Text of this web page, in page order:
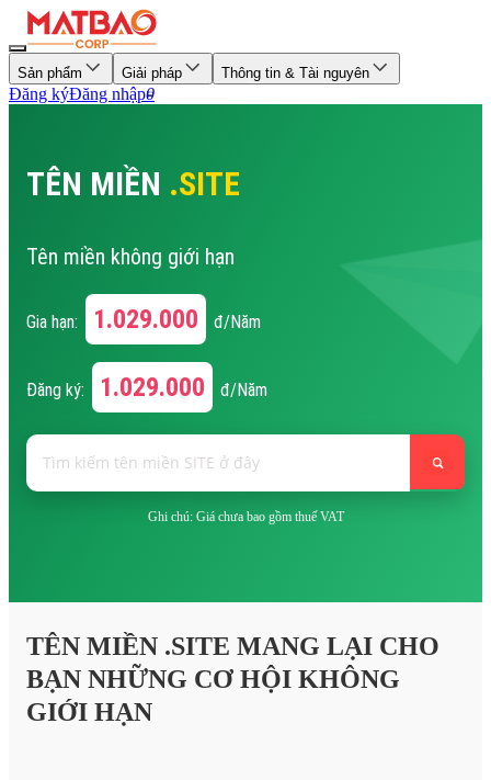
Sản phẩm Giải pháp Thông tin & Tài nguyên
Đăng kýĐăng nhập0
TÊN MIỀN .SITE
Tên miền không giới hạn
Gia hạn: 1.029.000 đ/Năm
Đăng ký: 1.029.000 đ/Năm
Ghi chú: Giá chưa bao gồm thuế VAT
TÊN MIỀN .SITE MANG LẠI CHO
BẠN NHỮNG CƠ HỘI KHÔNG
GIỚI HẠN